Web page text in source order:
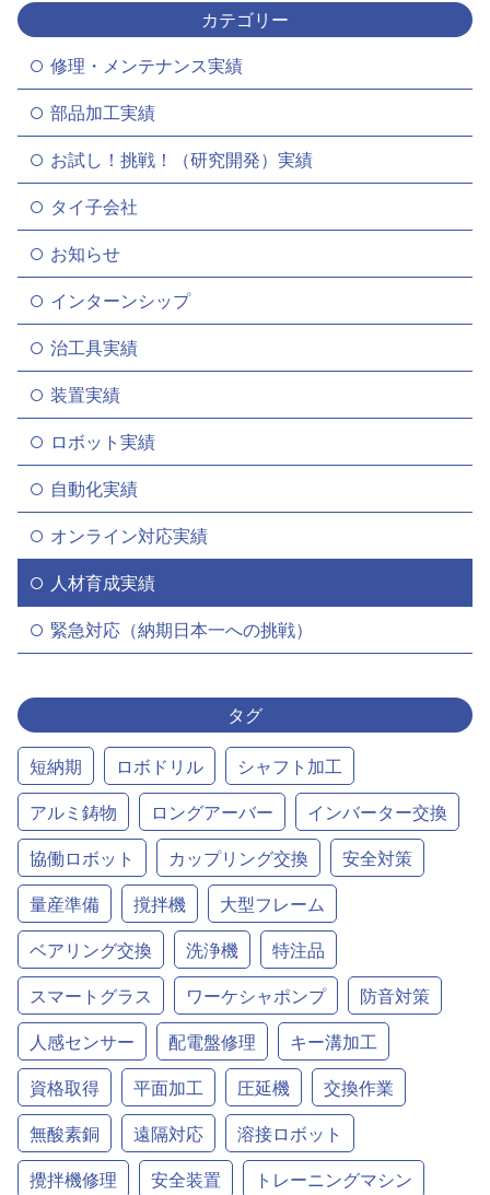
カテゴリー
修理・メンテナンス実績
部品加工実績
お試し！挑戦！（研究開発）実績
タイ子会社
お知らせ
インターンシップ
治工具実績
装置実績
ロボット実績
自動化実績
オンライン対応実績
人材育成実績
緊急対応（納期日本一への挑戦）
タグ
短納期 ロボドリル
シャフト加工
アルミ鋳物
ロングアーバー
インバーター交換
協働ロボット
カップリング交換
安全対策
量産準備
撹拌機
大型フレーム
ベアリング交換
洗浄機
特注品
スマートグラス
ワーケシャポンプ
防音対策
人感センサー
配電盤修理
キー溝加工
資格取得
平面加工 圧延機
交換作業
無酸素銅
遠隔対応
溶接ロボット
攪拌機修理
安全装置 トレーニングマシン